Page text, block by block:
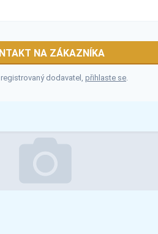
NA ZÁKAZNÍKA
dodavatel, přihlaste se.